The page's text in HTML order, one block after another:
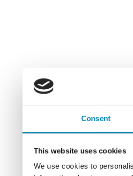
Consent
This website uses cookies
We use cookies to